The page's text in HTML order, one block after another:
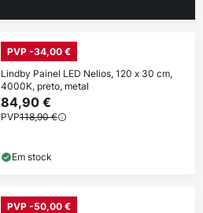
PVP -34,00 €
Lindby Painel LED Nelios, 120 x 30 cm,
4000K, preto, metal
84,90 €
PVP118,90 €
Em stock
PVP -50,00 €